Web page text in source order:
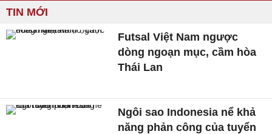
TIN MỚI
Futsal Việt Nam ngược
dòng ngoạn mục, cầm hòa
Thái Lan
Ngôi sao Indonesia nể khả
năng phản công của tuyển